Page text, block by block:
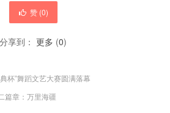
赞 (0)
分享到： 更多 (0)
杯”舞蹈文艺大赛圆满落幕
篇章：万里海疆